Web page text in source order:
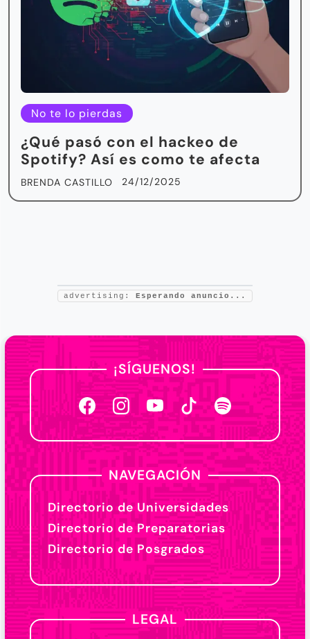
No te lo pierdas
¿Qué pasó con el hackeo de
Spotify? Así es como te afecta
BRENDA CASTILLO 24/12/2025
advertising: Esperando anuncio...
¡SÍGUENOS!
NAVEGACIÓN
Directorio de Universidades
Directorio de Preparatorias
Directorio de Posgrados
LEGAL